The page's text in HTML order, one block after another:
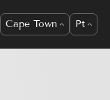
Cape Town Pt